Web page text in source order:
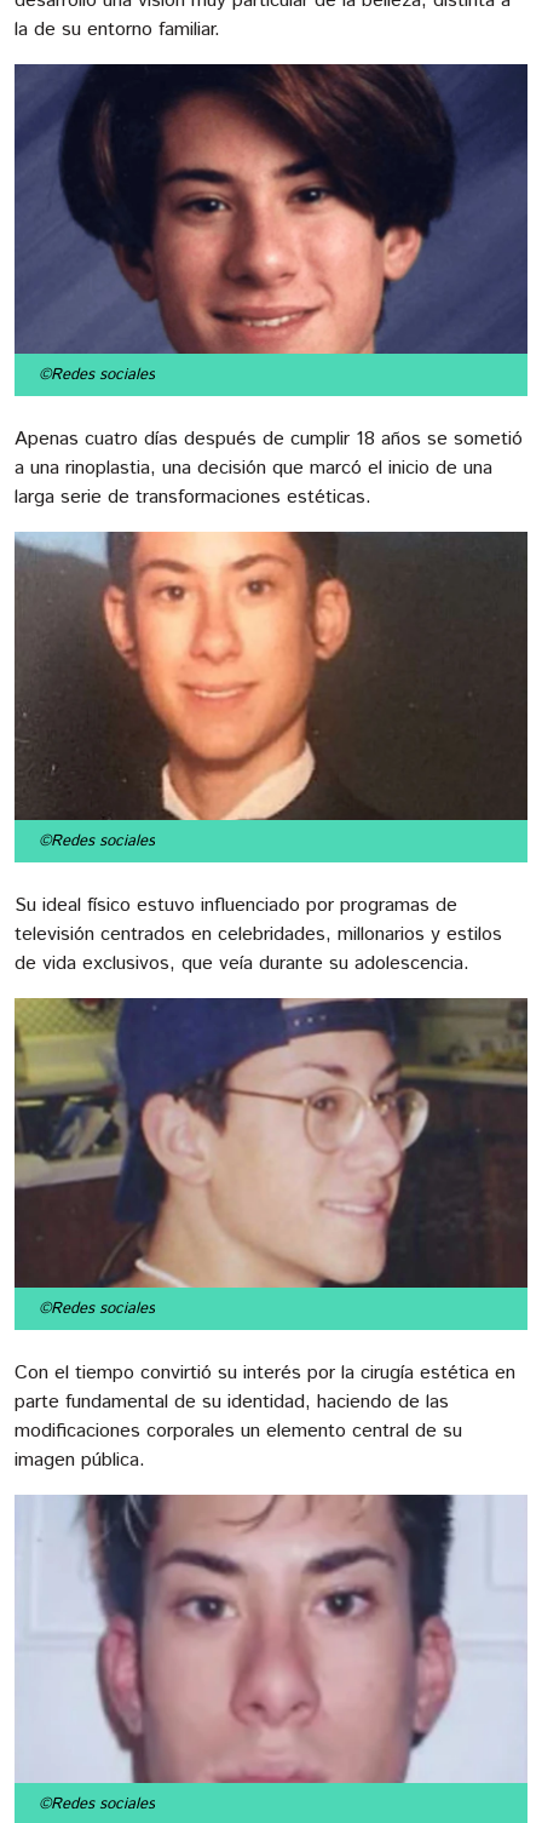
la de su entorno familiar.
©Redes sociales
Apenas cuatro días después de cumplir 18 años se sometió
a una rinoplastia, una decisión que marcó el inicio de una
larga serie de transformaciones estéticas.
©Redes sociales
Su ideal físico estuvo influenciado por programas de
televisión centrados en celebridades, millonarios y estilos
de vida exclusivos, que veía durante su adolescencia.
©Redes sociales
Con el tiempo convirtió su interés por la cirugía estética en
parte fundamental de su identidad, haciendo de las
modificaciones corporales un elemento central de su
imagen pública.
©Redes sociales